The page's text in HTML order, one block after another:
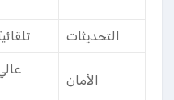
التحديثات
الأمان